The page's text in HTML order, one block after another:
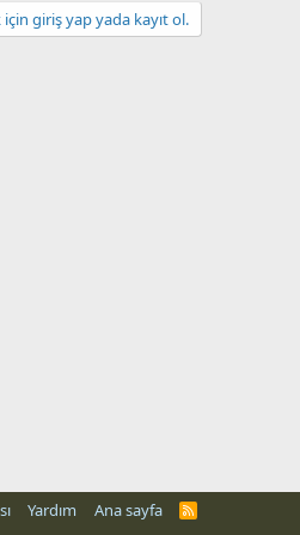
giriş yap yada kayıt ol.
Yardım Ana sayfa
R